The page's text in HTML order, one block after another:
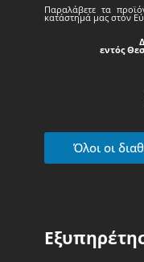
Παραλάβετε τα
κατάστημά μας στον
εντός
Όλοι οι